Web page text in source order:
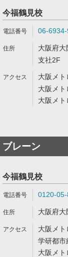
今福鶴見校
06-
大阪府
支社2F
大阪メ
大阪メ
大阪メ
ブレーン
今福鶴見校
0120-
大阪府
大阪メ
学研都市
大阪メ